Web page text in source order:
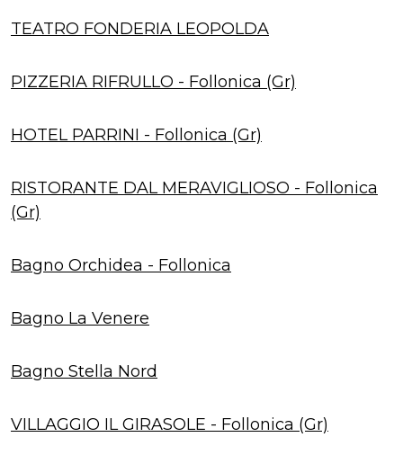
TEATRO FONDERIA LEOPOLDA
PIZZERIA RIFRULLO - Follonica (Gr)
HOTEL PARRINI - Follonica (Gr)
RISTORANTE DAL MERAVIGLIOSO - Follonica
(Gr)
Bagno Orchidea - Follonica
Bagno La Venere
Bagno Stella Nord
VILLAGGIO IL GIRASOLE - Follonica (Gr)